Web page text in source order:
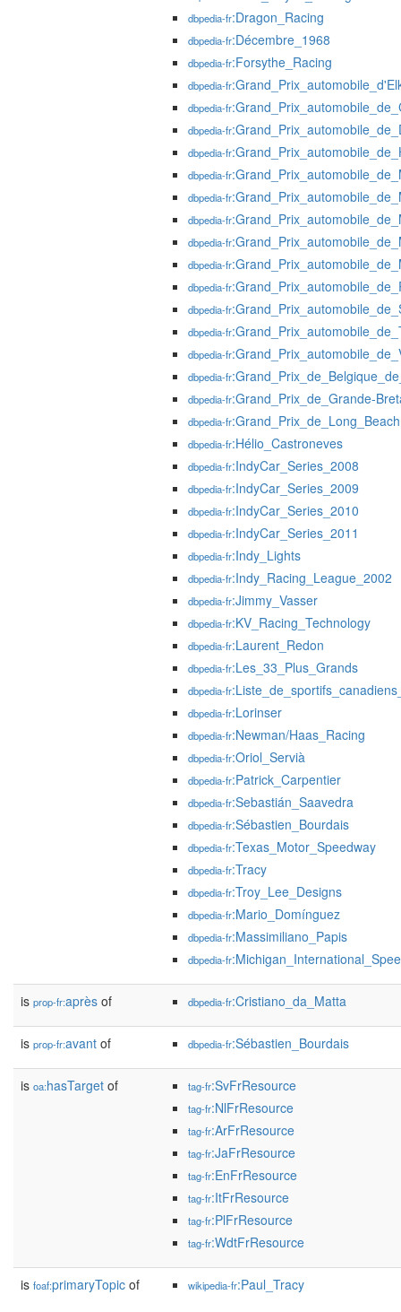
dbpedia-fr:Dragon_Racing
dbpedia-fr:Décembre_1968
dbpedia-fr:Forsythe_Racing
dbpedia-fr
dbpedia-fr
dbpedia-fr
dbpedia-fr
dbpedia-fr
dbpedia-fr
dbpedia-fr
dbpedia-fr
dbpedia-fr
dbpedia-fr
dbpedia-fr
dbpedia-fr
dbpedia-fr
dbpedia-fr
dbpedia-fr:Grand_Prix_de_Grande-
dbpedia-fr:Grand_Prix_de_Long_Beach
dbpedia-fr:Hélio_Castroneves
dbpedia-fr:IndyCar_Series_2008
dbpedia-fr:IndyCar_Series_2009
dbpedia-fr:IndyCar_Series_2010
dbpedia-fr:IndyCar_Series_2011
dbpedia-fr:Indy_Lights
dbpedia-fr:Indy_Racing_League_2002
dbpedia-fr:Jimmy_Vasser
dbpedia-fr:KV_Racing_Technology
dbpedia-fr:Laurent_Redon
dbpedia-fr:Les_33_Plus_Grands
dbpedia-fr
dbpedia-fr:Lorinser
dbpedia-fr:Newman/Haas_Racing
dbpedia-fr:Oriol_Servià
dbpedia-fr:Patrick_Carpentier
dbpedia-fr:Sebastián_Saavedra
dbpedia-fr:Sébastien_Bourdais
dbpedia-fr:Texas_Motor_Speedway
dbpedia-fr:Tracy
dbpedia-fr:Troy_Lee_Designs
dbpedia-fr:Mario_Domínguez
dbpedia-fr:Massimiliano_Papis
dbpedia-fr
is prop-fr:après of dbpedia-fr:Cristiano_da_Matta
is prop-fr:avant of dbpedia-fr:Sébastien_Bourdais
is oa:hasTarget of tag-fr:SvFrResource
tag-fr:NlFrResource
tag-fr:ArFrResource
tag-fr:JaFrResource
tag-fr:EnFrResource
tag-fr:ItFrResource
tag-fr:PlFrResource
tag-fr:WdtFrResource
is foaf:primaryTopic of wikipedia-fr:Paul_Tracy